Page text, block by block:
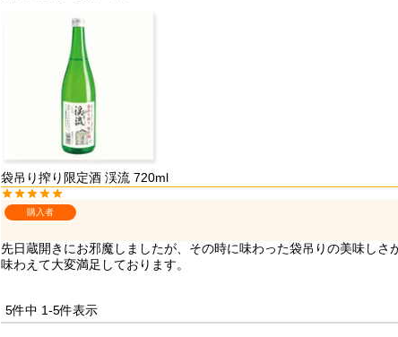
袋吊り搾り限定酒 渓流 720ml
購入者
先日蔵開きにお邪魔しましたが、その時に味わった袋吊りの美味し
味わえて大変満足しております。
5件中 1-5件表示